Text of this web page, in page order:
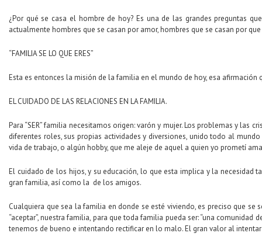
¿Por qué se casa el hombre de hoy? Es una de las grandes preguntas
actualmente hombres que se casan por amor, hombres que se casan por
“FAMILIA SE LO QUE ERES”
Esta es entonces la misión de la familia en el mundo de hoy, esa
EL CUIDADO DE LAS RELACIONES EN LA FAMILIA.
Para “SER” familia necesitamos origen: varón y mujer. Los problemas y las
diferentes roles, sus propias actividades y diversiones, unido todo al
vida de trabajo, o algún hobby, que me aleje de aquel a quien yo prometí
El cuidado de los hijos, y su educación, lo que esta implica y la necesidad
gran familia, así como la de los amigos.
Cualquiera que sea la familia en donde se esté viviendo, es preciso que
“aceptar”, nuestra familia, para que toda familia pueda ser: “una
tenemos de bueno e intentando rectificar en lo malo. El gran valor al